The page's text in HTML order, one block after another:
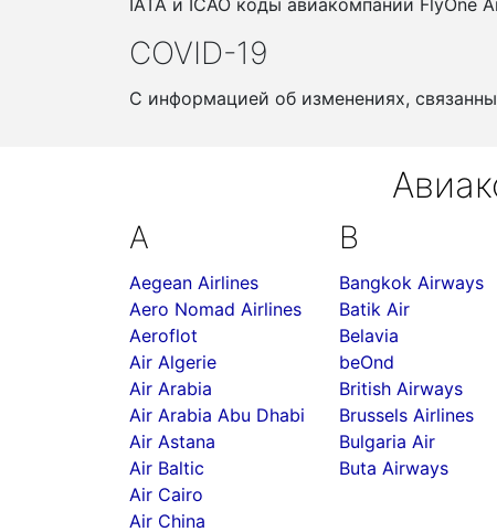
IATA и ICAO коды авиакомпании FlyOne
COVID-19
С информацией об изменениях,
A
Aegean Airlines
Aero Nomad Airlines
Aeroflot
Air Algerie
Air Arabia
Air Arabia Abu Dhabi
Air Astana
Air Baltic
Air Cairo
Air China
B
Bangkok Airways
Batik Air
Belavia
beOnd
British Airways
Brussels Airlines
Bulgaria Air
Buta Airways